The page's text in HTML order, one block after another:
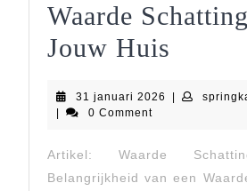
Waarde
Jouw Huis
Een
31 januari 2026 31
0 Comment
Artikel: Waarde
Belangrijkheid van een